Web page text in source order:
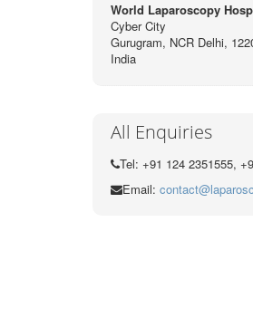
World Laparoscopy
Cyber City
Gurugram, NCR Delhi,
India
All Enquiries
Tel: +91 124 2351555,
Email: